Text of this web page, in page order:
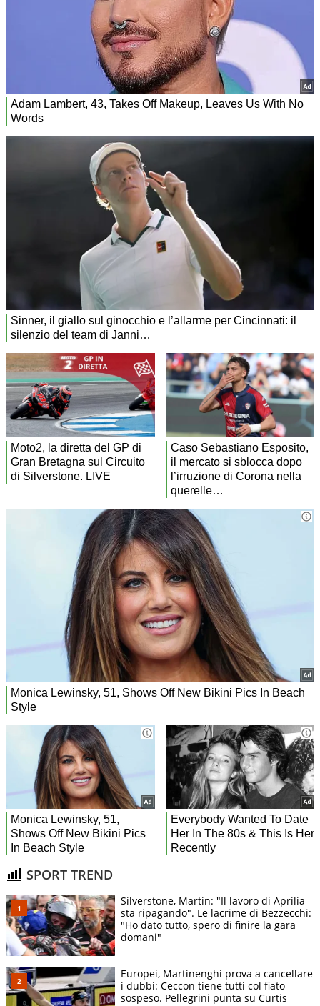
SPORT TREND
Silverstone, Martin: "Il lavoro di Aprilia
sta ripagando". Le lacrime di Bezzecchi:
"Ho dato tutto, spero di finire la gara
domani"
Europei, Martinenghi prova a cancellare
i dubbi: Ceccon tiene tutti col fiato
sospeso. Pellegrini punta su Curtis